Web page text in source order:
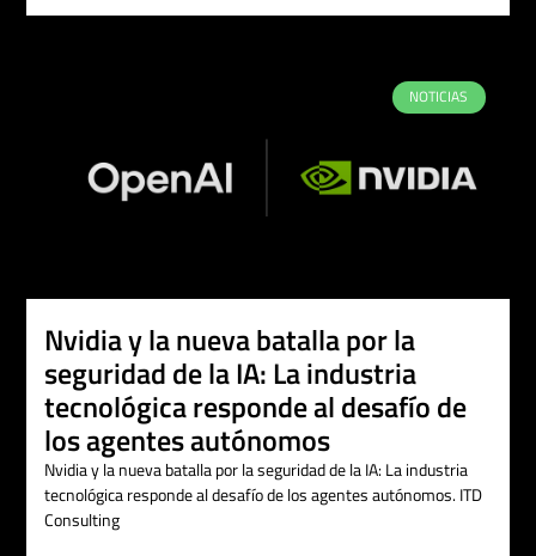
NOTICIAS
Nvidia y la nueva batalla por la
seguridad de la IA: La industria
tecnológica responde al desafío de
los agentes autónomos
Nvidia y la nueva batalla por la seguridad de la IA: La industria
tecnológica responde al desafío de los agentes autónomos. ITD
Consulting